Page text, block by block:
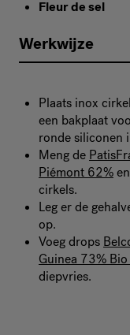
Fleur de sel
Werkwijze
Plaats inox
een bakplaat
ronde siliconen
Meng de
Piémont 62%
cirkels.
Leg er de
op.
Voeg drops
Guinea 73%
diepvries.